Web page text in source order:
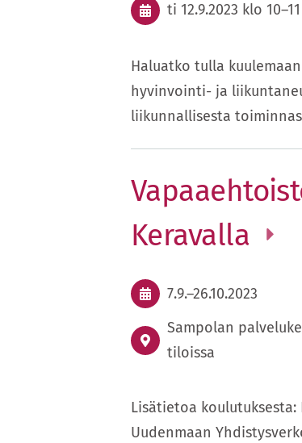
ti 12.9.2023 klo 10–11
Haluatko tulla
hyvinvointi- ja
liikunnallisesta
Keravalla
7.9.–26.10.2023
Sampolan
tiloissa
Lisätietoa
Uudenmaan